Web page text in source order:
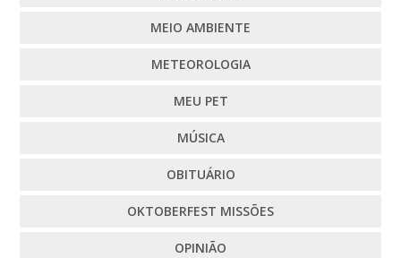
MEIO AMBIENTE
METEOROLOGIA
MEU PET
MÚSICA
OBITUÁRIO
OKTOBERFEST MISSÕES
OPINIÃO